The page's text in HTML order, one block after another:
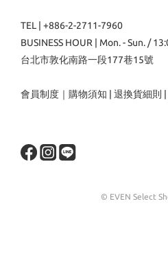
TEL | +886-2-2711-7960
BUSINESS HOUR | Mon. - Sun. /
台北市敦化南路一段177巷15號
會員制度 ｜ 購物須知 退換貨細則
© EVEN Select